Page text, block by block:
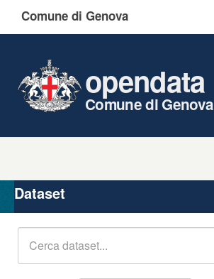
Comune di Genova
opendata
Comune di Genova
Organizzazioni
Gruppi
Dataset